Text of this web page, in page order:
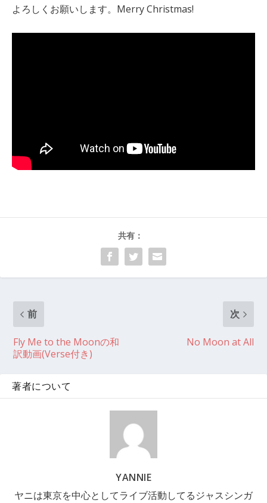
よろしくお願いします。Merry Christmas!
共有：
前
Fly Me to the Moonの和
訳動画(Verse付き)
次
No Moon at All
著者について
YANNIE
ヤニは東京を中心としてライブ活動してるジャスシンガ